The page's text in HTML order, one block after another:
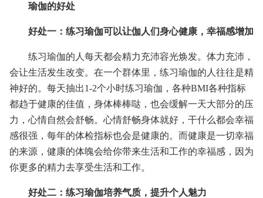
瑜伽的好处
好处一：练习瑜伽可以让伽人们身心健康，幸福感增加
练习瑜伽的人每天都会精力充沛容光焕发。体力充沛，
会让生活发生改变。在一个群体里，练习瑜伽的人往往是精
神好的。每天抽出1-2个小时练习瑜伽，各种BMI各种指标
都趋于健康的佳值，身体棒棒哒，也会缓解一天大部分的压
力，心情自然会舒畅。心情舒畅身体就好，干什么都会幸福
感很强，每年的体检指标也会是健康的。而健康是一切幸福
的来源，健康的体魄会给你带来生活和工作的幸福感，因为
你更多的精力去享受生活和工作。
好处二：练习瑜伽培养气质，提升个人魅力